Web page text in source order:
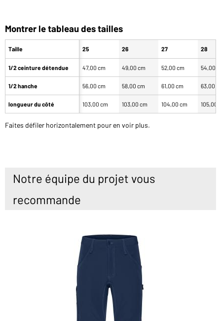
Montrer le tableau des tailles
Taille
1/2 ceinture détendue
1/2 hanche
longueur du côté
25 26 27 28
47,00 cm 49,00 cm 52,00 cm 54,00
56,00 cm 58,00 cm 61,00 cm 63,00
103,00 cm 103,00 cm 104,00 cm 105,00
Faites défiler horizontalement pour en voir plus.
Notre équipe du projet vous
recommande